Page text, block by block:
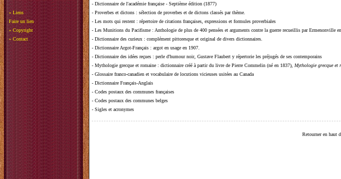
» Liens
Faire un lien
» Copyright
» Contact
- Dictionnaire de l'académie française - Septième édition (1877)
- Proverbes et dictons : sélection de proverbes et de dictons classés par thème.
- Les mots qui restent : répertoire de citations françaises, expressions et formules proverbiales
- Les Munitions du Pacifisme : Anthologie de plus de 400 pensées et arguments contre la guerre recueillis par Ermenonville
- Dictionnaire des curieux : complément pittoresque et original de divers dictionnaires.
- Dictionnaire Argot-Français : argot en usage en 1907.
- Dictionnaire des idées reçues : perle d'humour noir, Gustave Flaubert y répertorie les préjugés de ses contemporains
- Mythologie grecque et romaine : dictionnaire créé à partir du livre de Pierre Commelin (né en 1837), Mythologie grecque et
- Glossaire franco-canadien et vocabulaire de locutions vicieuses usitées au Canada
- Dictionnaire Français-Anglais
- Codes postaux des communes françaises
- Codes postaux des communes belges
- Sigles et acronymes
Retourner en haut